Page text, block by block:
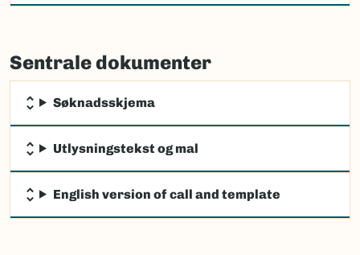
Sentrale dokumenter
Søknadsskjema
Utlysningstekst og mal
English version of call and template